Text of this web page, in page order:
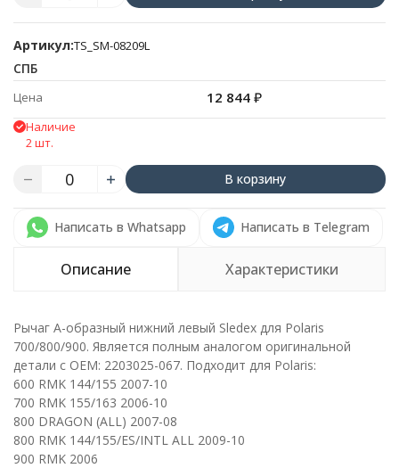
Артикул:TS_SM-08209L
СПБ
Цена 12 844 ₽
Наличие
2 шт.
В корзину
Написать в Whatsapp Написать в Telegram
Описание Характеристики
Рычаг А-образный нижний левый Sledex для Polaris
700/800/900. Является полным аналогом оригинальной
детали с ОЕМ: 2203025-067. Подходит для Polaris:
600 RMK 144/155 2007-10
700 RMK 155/163 2006-10
800 DRAGON (ALL) 2007-08
800 RMK 144/155/ES/INTL ALL 2009-10
900 RMK 2006